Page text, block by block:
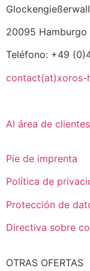
20095 Hamburgo
Teléfono: +49
contact(at)xoros-
Al área de clientes
Pie de imprenta
Política de
Protección de
Directiva sobre
OTRAS OFERTAS